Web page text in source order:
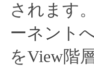
されます。
ーネント
をView階